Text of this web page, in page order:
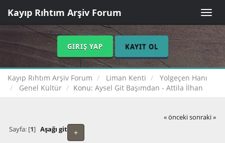
Toggle
Kayıp Rıhtım Arşiv Forum
GIRIŞ YAP KAYIT OL
Kayıp Rıhtım Arşiv Forum Liman Kenti
Yolgeçen Hanı
Genel Kültür
Konu: Aysel Git Başımdan - Attila İlhan
« önceki sonraki »
+
Sayfa: [1] Aşağı git